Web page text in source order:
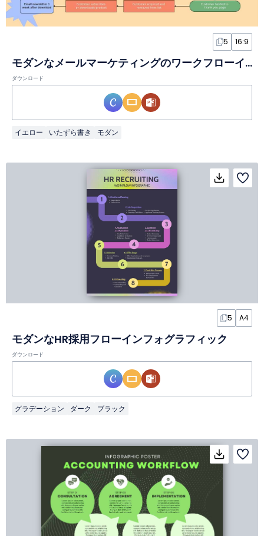
5 16:9
モダンなメールマーケティングのワークフローインフォグラフィック
ダウンロード
イエロー いたずら書き モダン
5 A4
モダンなHR採用フローインフォグラフィック
ダウンロード
グラデーション ダーク ブラック